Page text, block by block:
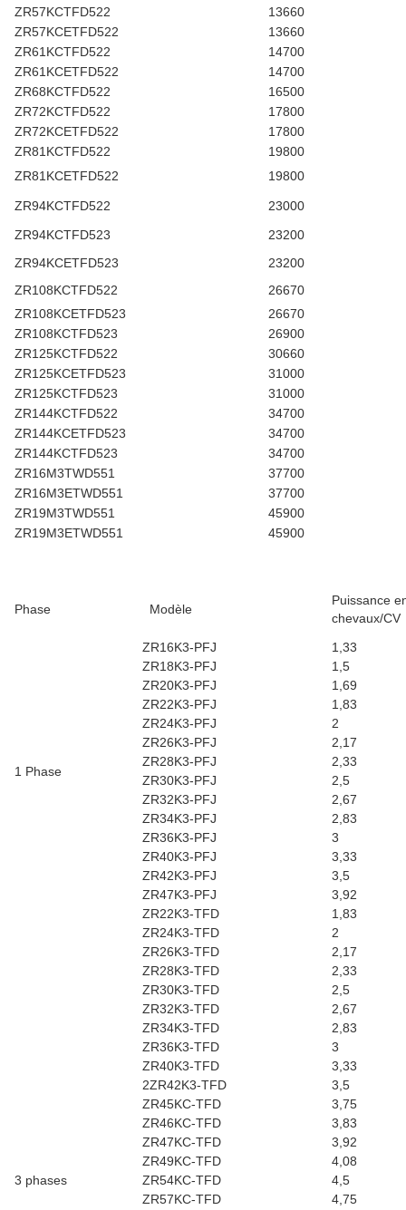
ZR57KCTFD522
13660
ZR57KCETFD522
13660
ZR61KCTFD522
14700
ZR61KCETFD522
14700
ZR68KCTFD522
16500
ZR72KCTFD522
17800
ZR72KCETFD522
17800
ZR81KCTFD522
19800
ZR81KCETFD522
19800
ZR94KCTFD522
23000
ZR94KCTFD523
23200
ZR94KCETFD523
23200
ZR108KCTFD522
26670
ZR108KCETFD523
26670
ZR108KCTFD523
26900
ZR125KCTFD522
30660
ZR125KCETFD523
31000
ZR125KCTFD523
31000
ZR144KCTFD522
34700
ZR144KCETFD523
34700
ZR144KCTFD523
34700
ZR16M3TWD551
37700
ZR16M3ETWD551
37700
ZR19M3TWD551
45900
ZR19M3ETWD551
45900
Phase Modèle
Puissance
chevaux/CV
1 Phase
ZR16K3-PFJ
1,33
ZR18K3-PFJ
1,5
ZR20K3-PFJ
1,69
ZR22K3-PFJ
1,83
ZR24K3-PFJ
2
ZR26K3-PFJ
2,17
ZR28K3-PFJ
2,33
ZR30K3-PFJ
2,5
ZR32K3-PFJ
2,67
ZR34K3-PFJ
2,83
ZR36K3-PFJ
3
ZR40K3-PFJ
3,33
ZR42K3-PFJ
3,5
ZR47K3-PFJ
3,92
3 phases
ZR22K3-TFD
1,83
ZR24K3-TFD
2
ZR26K3-TFD
2,17
ZR28K3-TFD
2,33
ZR30K3-TFD
2,5
ZR32K3-TFD
2,67
ZR34K3-TFD
2,83
ZR36K3-TFD
3
ZR40K3-TFD
3,33
2ZR42K3-TFD
3,5
ZR45KC-TFD
3,75
ZR46KC-TFD
3,83
ZR47KC-TFD
3,92
ZR49KC-TFD
4,08
ZR54KC-TFD
4,5
ZR57KC-TFD
4,75